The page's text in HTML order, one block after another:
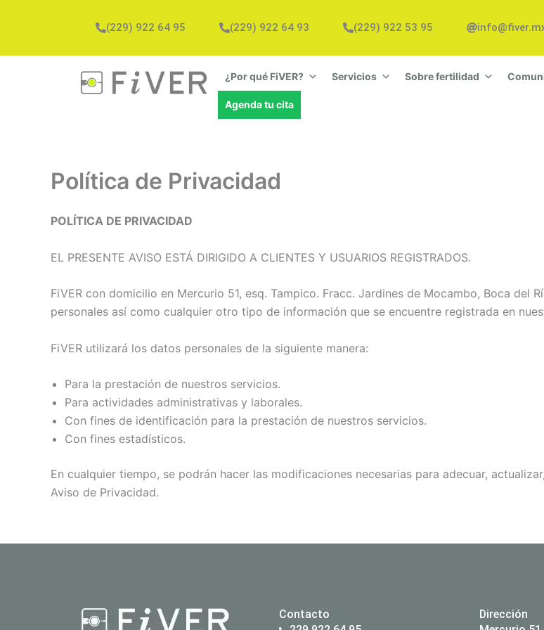
(229) 922 64 95 (229) 922 64 93 (229) 922 53 95
¿Por qué FiVER? Servicios Sobre fertilidad
Agenda tu cita
Política de Privacidad
POLÍTICA DE PRIVACIDAD
EL PRESENTE AVISO ESTÁ DIRIGIDO A CLIENTES Y USUARIOS REGISTRADOS.
FiVER con domicilio en Mercurio 51, esq. Tampico. Fracc. Jardines de Mocambo, Boca del
personales así como cualquier otro tipo de información que se encuentre registrada en
FiVER utilizará los datos personales de la siguiente manera:
Para la prestación de nuestros servicios.
Para actividades administrativas y laborales.
Con fines de identificación para la prestación de nuestros servicios.
Con fines estadísticos.
En cualquier tiempo, se podrán hacer las modificaciones necesarias para adecuar,
Aviso de Privacidad.
Contacto
Dirección